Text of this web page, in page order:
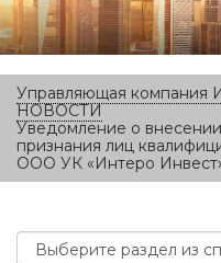
Управляющая компания
НОВОСТИ
Уведомление о
признания лиц
ООО УК «Интеро